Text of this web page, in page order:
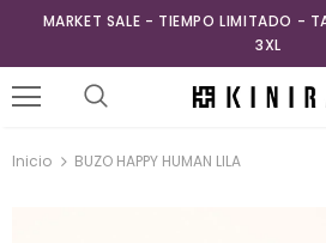
MARKET SALE - TIEMPO LIMITADO -
3XL
Inicio BUZO HAPPY HUMAN LILA